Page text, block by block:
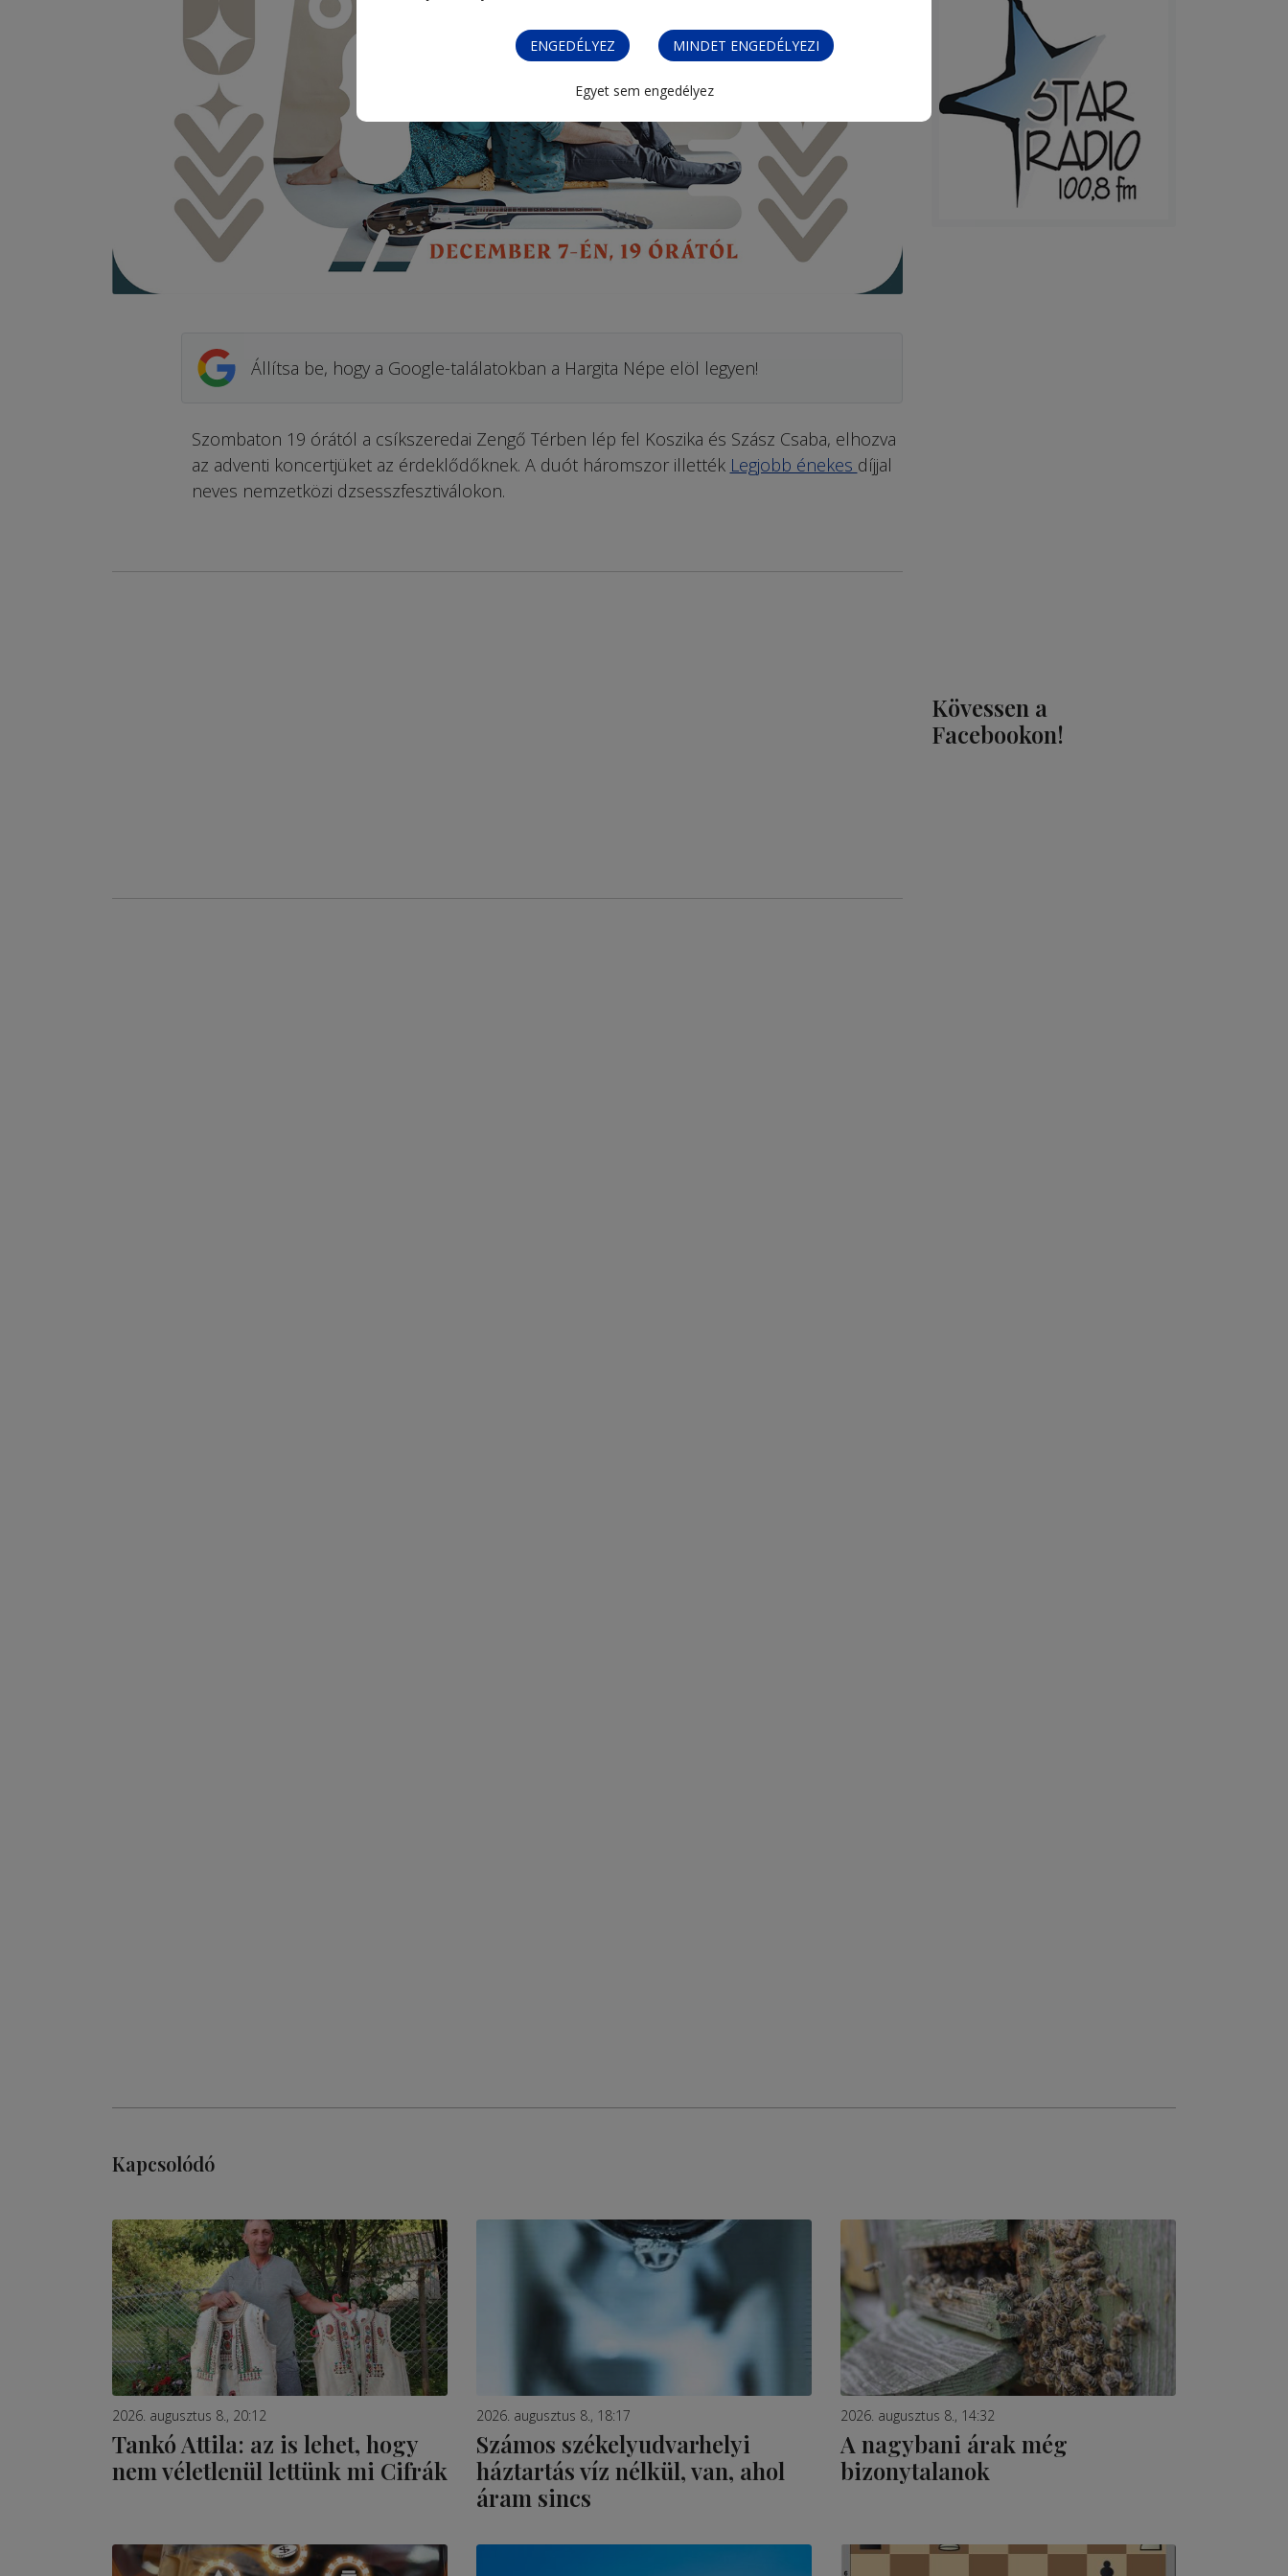
ENGEDÉLYEZ MINDET ENGEDÉLYEZI
Egyet sem engedélyez
Állítsa be, hogy a Google-találatokban a Hargita Népe elöl legyen!
Szombaton 19 órától a csíkszeredai Zengő Térben lép fel Koszika és Szász Csaba, elhozva
az adventi koncertjüket az érdeklődőknek. A duót háromszor illették Legjobb énekes díjjal
neves nemzetközi dzsesszfesztiválokon.
Kövessen a
Facebookon!
Kapcsolódó
2026. augusztus 8., 20:12
Tankó Attila: az is lehet, hogy
nem véletlenül lettünk mi Cifrák
2026. augusztus 8., 18:17
Számos székelyudvarhelyi
háztartás víz nélkül, van, ahol
áram sincs
2026. augusztus 8., 14:32
A nagybani árak még
bizonytalanok